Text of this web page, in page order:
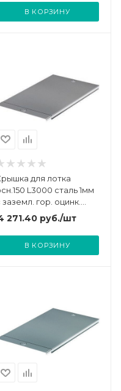
В КОРЗИНУ
для лотка
L3000 сталь 1мм
заземл. гор. оцинк.
DKC 3552310HDZ
271.40руб./шт
В КОРЗИНУ